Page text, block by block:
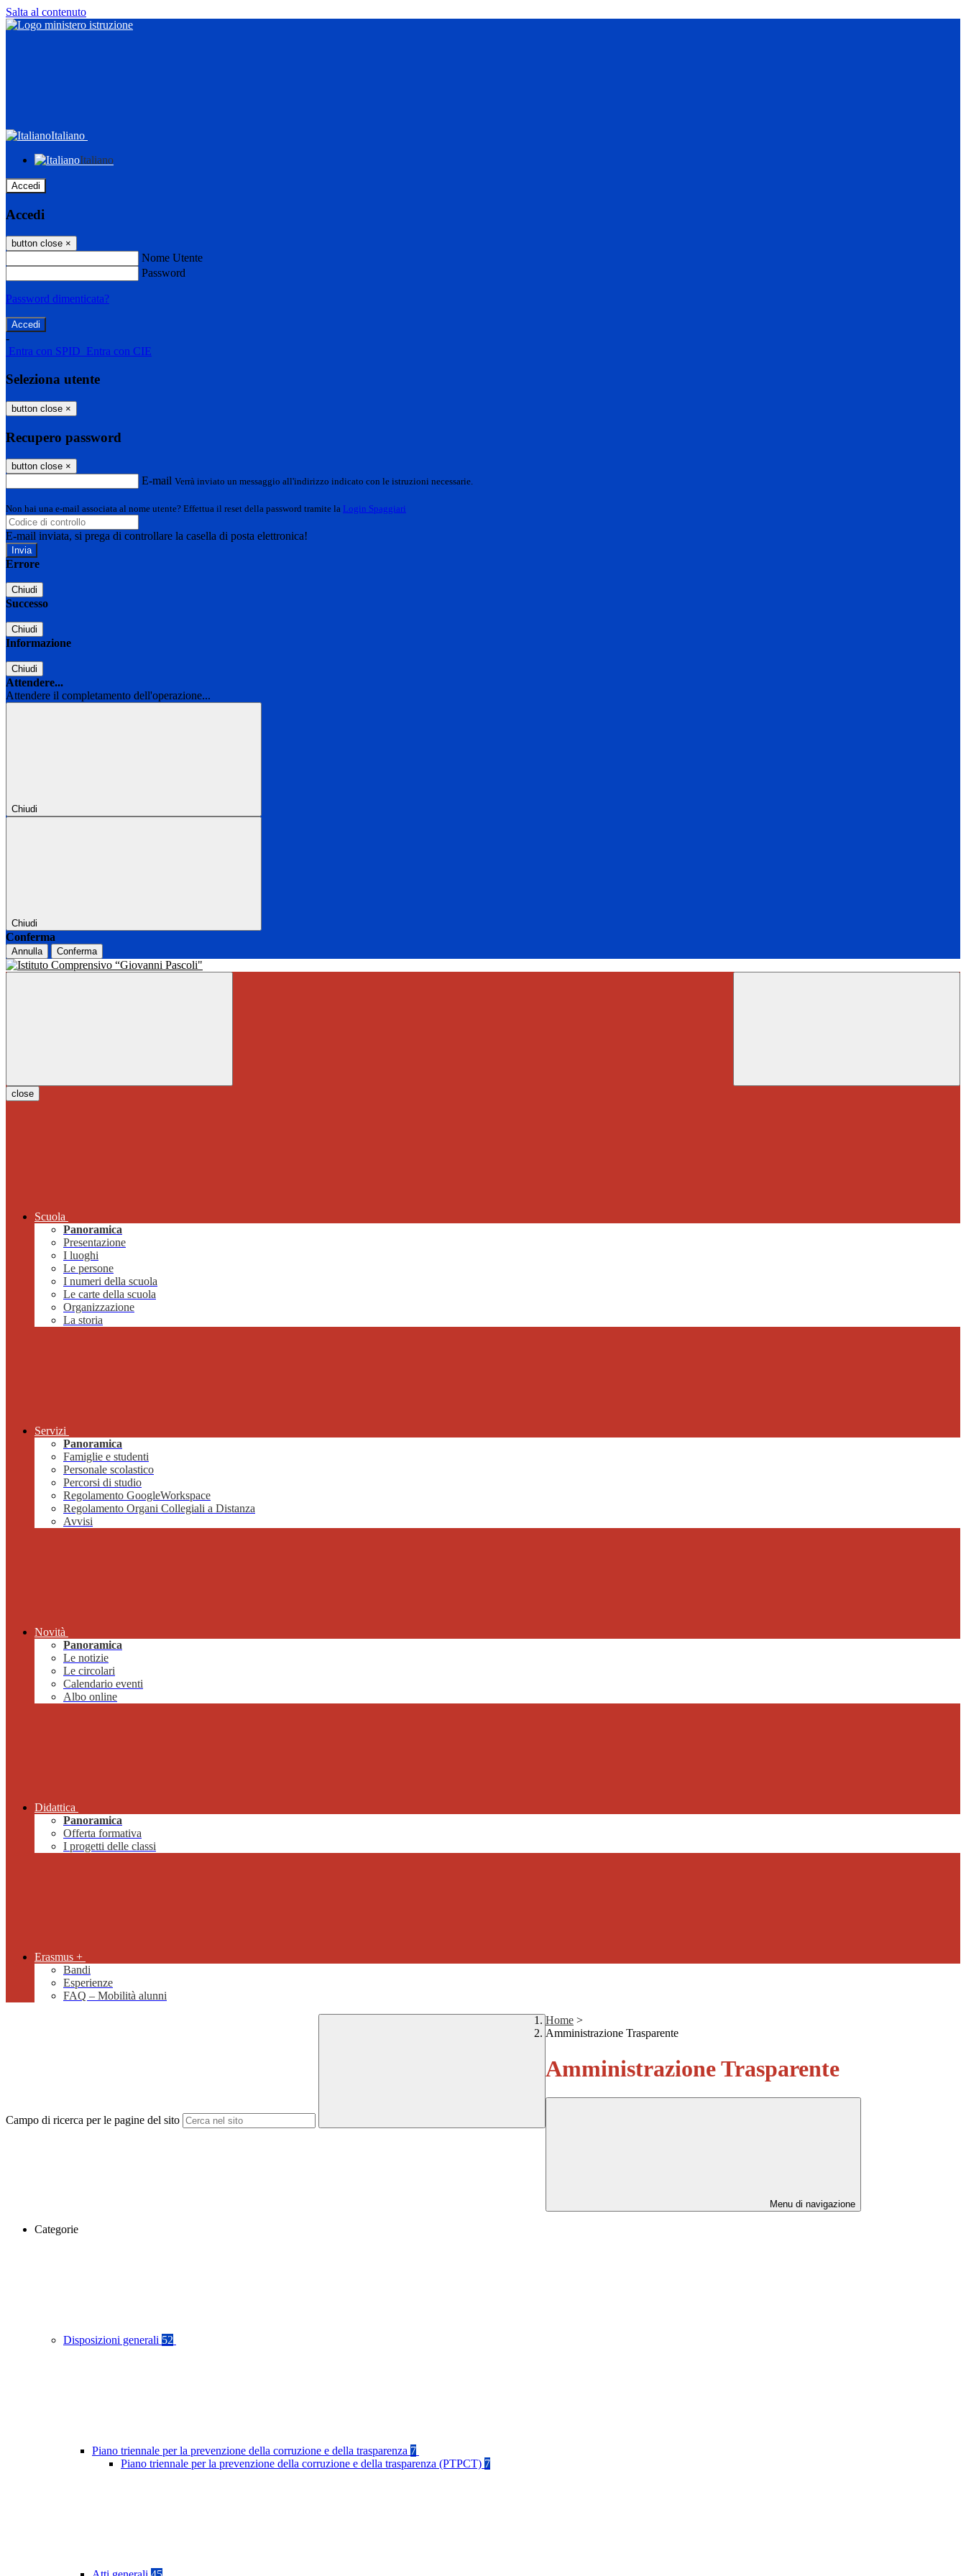
Salta al contenuto
Italiano
Italiano
Accedi
Accedi
button close ×
Nome Utente
Password
Password dimenticata?
-
Entra con SPID Entra con CIE
Seleziona utente
button close ×
Recupero password
button close ×
E-mail Verrà inviato un messaggio all'indirizzo indicato con le istruzioni necessarie.
Non hai una e-mail associata al nome utente? Effettua il reset della password tramite la Login Spaggiari
E-mail inviata, si prega di controllare la casella di posta elettronica!
Errore
Chiudi
Successo
Chiudi
Informazione
Chiudi
Attendere...
Attendere il completamento dell'operazione...
Chiudi
Chiudi
Conferma
Annulla Conferma
close
Scuola
Panoramica
Presentazione
I luoghi
Le persone
I numeri della scuola
Le carte della scuola
Organizzazione
La storia
Servizi
Panoramica
Famiglie e studenti
Personale scolastico
Percorsi di studio
Regolamento GoogleWorkspace
Regolamento Organi Collegiali a Distanza
Avvisi
Novità
Panoramica
Le notizie
Le circolari
Calendario eventi
Albo online
Didattica
Panoramica
Offerta formativa
I progetti delle classi
Erasmus +
Bandi
Esperienze
FAQ – Mobilità alunni
Campo di ricerca per le pagine del sito
Home >
Amministrazione Trasparente
Amministrazione Trasparente
Menu di navigazione
Categorie
Disposizioni generali 52
Piano triennale per la prevenzione della corruzione e della trasparenza 7
Piano triennale per la prevenzione della corruzione e della trasparenza (PTPCT) 7